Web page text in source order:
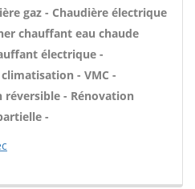
gaz - Chaudière électrique
chauffant eau chaude
électrique -
- VMC -
réversible - Rénovation
-